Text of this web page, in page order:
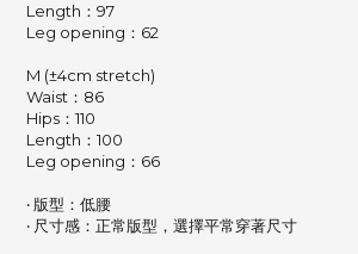
Length：97
Leg opening ：62
M (±4cm stretch)
Waist：86
Hips：110
Length：100
Leg opening ：66
‧ 版型：低腰
‧ 尺寸感：正常版型，選擇平常穿著尺寸